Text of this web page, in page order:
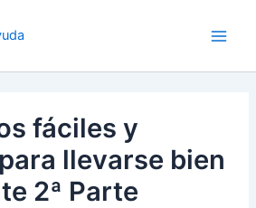
fáciles y
llevarse bien
2ª Parte